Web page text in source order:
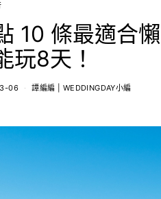
10 條最適合
玩8天！
06 譚編編 | WEDDINGDAY小編